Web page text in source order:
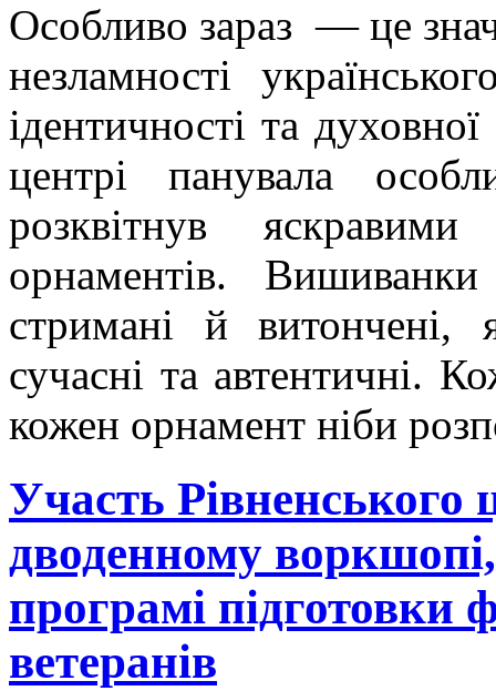
Особливо зараз — це
незламності
ідентичності та
центрі панувала
розквітнув
орнаментів.
стримані й витончені,
сучасні та автентичні.
кожен орнамент ніби
Участь
дводенному
програмі підготовки
ветеранів